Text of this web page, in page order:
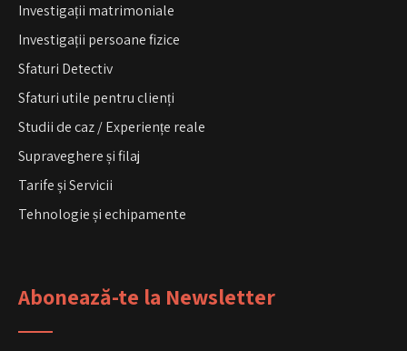
Investigații matrimoniale
Investigații persoane fizice
Sfaturi Detectiv
Sfaturi utile pentru clienți
Studii de caz / Experiențe reale
Supraveghere și filaj
Tarife și Servicii
Tehnologie și echipamente
Abonează-te la Newsletter